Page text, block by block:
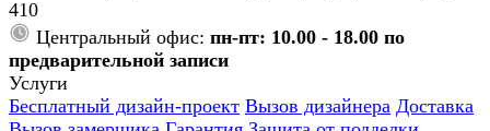
410
Центральный офис: пн-пт: 10.00 - 18.00 по
предварительной записи
Услуги
Бесплатный дизайн-проект Вызов дизайнера Доставка